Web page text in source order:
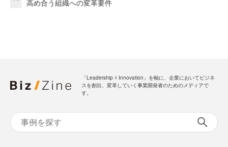
高め合う組織への変革要件
「Leadership ☓ Innovation」を軸に、企業においてビジネ
スを創出、変革していく事業開発者のためのメディアで
す。